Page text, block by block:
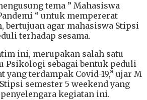
tema ” Mahasiswa
“ untuk mempererat
bertujuan agar mahasiswa Stipsi
terhadap sesama.
ini, merupakan salah satu
Psikologi sebagai bentuk peduli
yang terdampak Covid-19,” ujar M
semester 5 weekend yang
kegiatan ini.